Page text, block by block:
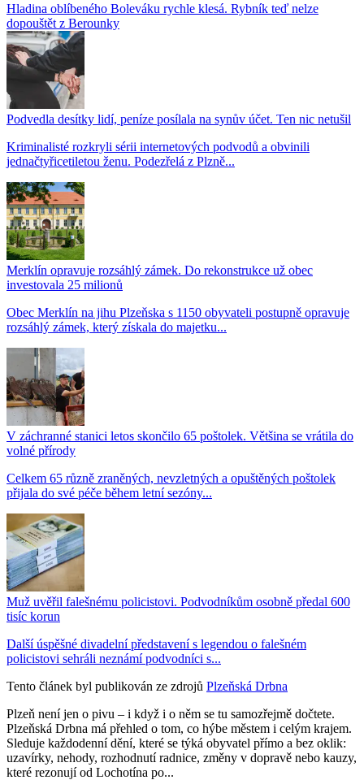
Hladina oblíbeného Boleváku rychle klesá. Rybník teď nelze
dopouštět z Berounky
Podvedla desítky lidí, peníze posílala na synův účet. Ten nic netušil
Kriminalisté rozkryli sérii internetových podvodů a obvinili
jednačtyřicetiletou ženu. Podezřelá z Plzně...
Merklín opravuje rozsáhlý zámek. Do rekonstrukce už obec
investovala 25 milionů
Obec Merklín na jihu Plzeňska s 1150 obyvateli postupně opravuje
rozsáhlý zámek, který získala do majetku...
V záchranné stanici letos skončilo 65 poštolek. Většina se vrátila do
volné přírody
Celkem 65 různě zraněných, nevzletných a opuštěných poštolek
přijala do své péče během letní sezóny...
Muž uvěřil falešnému policistovi. Podvodníkům osobně předal 600
tisíc korun
Další úspěšné divadelní představení s legendou o falešném
policistovi sehráli neznámí podvodníci s...
Tento článek byl publikován ze zdrojů Plzeňská Drbna
Plzeň není jen o pivu – i když i o něm se tu samozřejmě dočtete.
Plzeňská Drbna má přehled o tom, co hýbe městem i celým krajem.
Sleduje každodenní dění, které se týká obyvatel přímo a bez oklik:
uzavírky, nehody, rozhodnutí radnice, změny v dopravě nebo kauzy,
které rezonují od Lochotína po...